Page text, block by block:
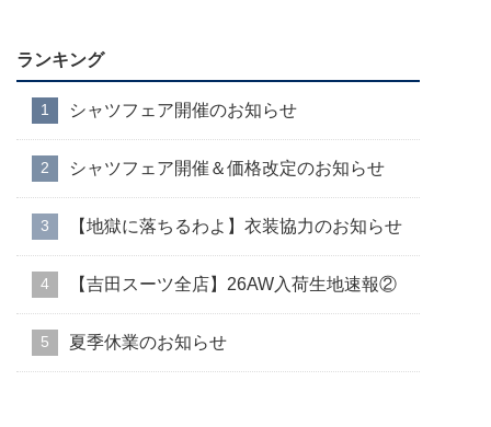
ランキング
シャツフェア開催のお知らせ
シャツフェア開催＆価格改定のお知らせ
【地獄に落ちるわよ】衣装協力のお知らせ
【吉田スーツ全店】26AW入荷生地速報②
夏季休業のお知らせ